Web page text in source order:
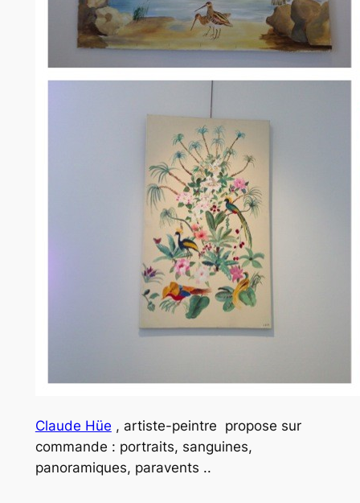
Claude Hüe , artiste-peintre propose sur
commande : portraits, sanguines,
panoramiques, paravents ..